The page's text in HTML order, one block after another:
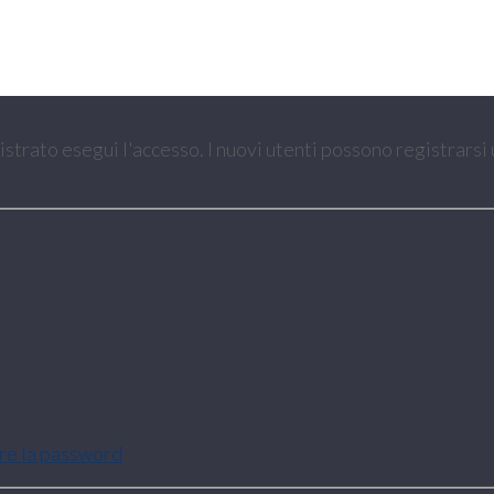
esegui l'accesso. I nuovi utenti possono
la password